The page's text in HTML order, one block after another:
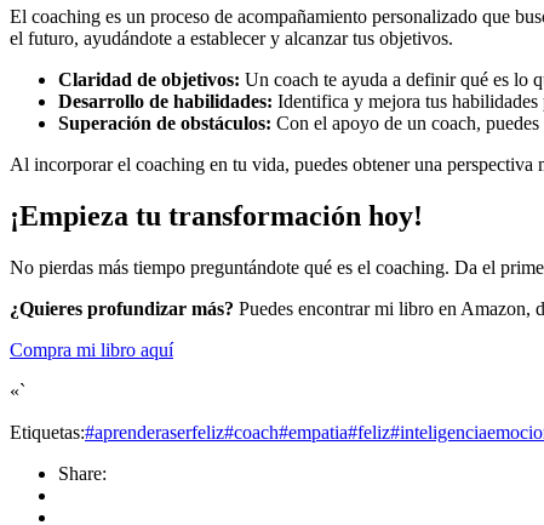
El coaching es un proceso de acompañamiento personalizado que
el futuro, ayudándote a establecer y alcanzar tus objetivos.
Claridad de objetivos: Un coach te ayuda a definir qué es lo
Desarrollo de habilidades: Identifica y mejora tus habilidades
Superación de obstáculos: Con el apoyo de un coach,
Al incorporar el coaching en tu vida, puedes obtener una perspectiva
¡Empieza tu transformación hoy!
No pierdas más tiempo preguntándote qué es el coaching. Da el
¿Quieres profundizar más? Puedes encontrar mi libro en Amazon,
Compra mi libro aquí
«`
Etiquetas:#aprenderaserfeliz#coach#empatia#feliz
Share: